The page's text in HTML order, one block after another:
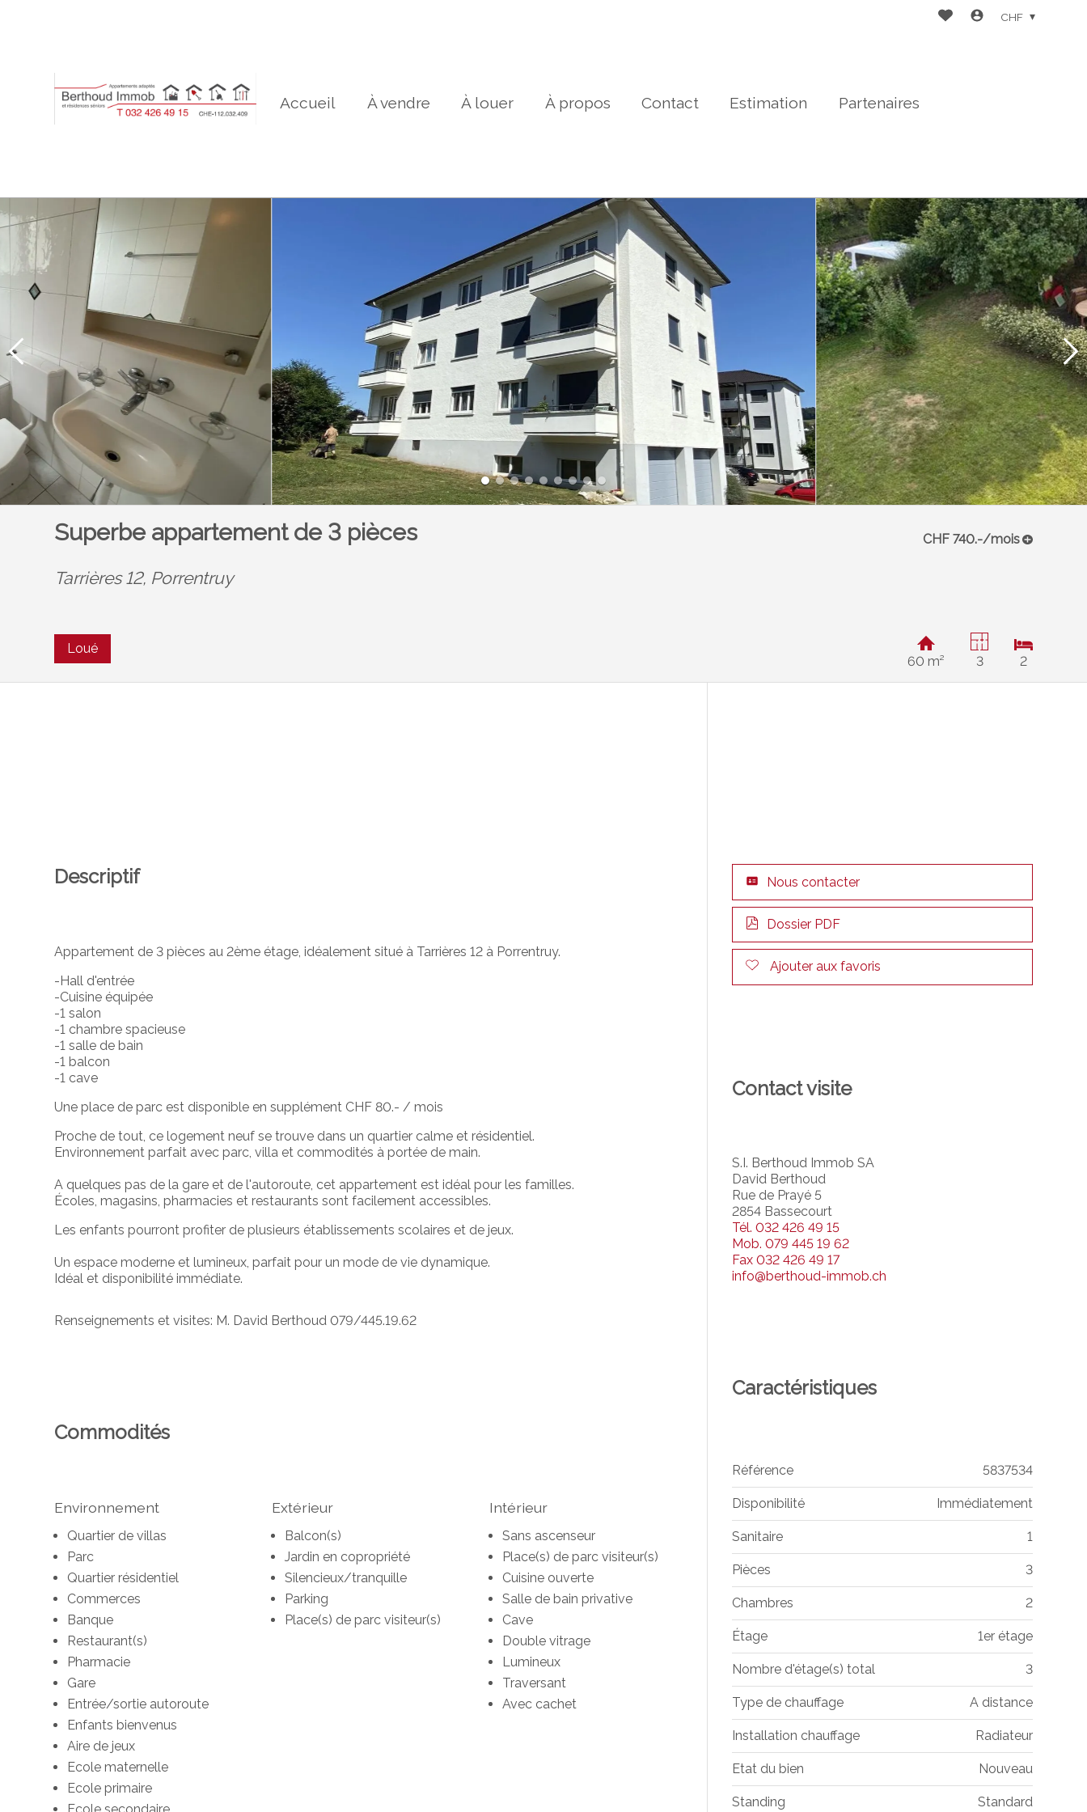
Accueil À vendre À louer À propos Contact Estimation Partenaires
CHF
Superbe appartement de 3 pièces CHF 740.-/mois
Tarrières 12, Porrentruy
Loué
60 m²
3 2
Descriptif
Appartement de 3 pièces au 2ème étage, idéalement situé à Tarrières 12 à Porrentruy.
-Hall d'entrée
-Cuisine équipée
-1 salon
-1 chambre spacieuse
-1 salle de bain
-1 balcon
-1 cave
Une place de parc est disponible en supplément CHF 80.- / mois
Proche de tout, ce logement neuf se trouve dans un quartier calme et résidentiel.
Environnement parfait avec parc, villa et commodités à portée de main.
A quelques pas de la gare et de l'autoroute, cet appartement est idéal pour les familles.
Écoles, magasins, pharmacies et restaurants sont facilement accessibles.
Les enfants pourront profiter de plusieurs établissements scolaires et de jeux.
Un espace moderne et lumineux, parfait pour un mode de vie dynamique.
Idéal et disponibilité immédiate.
Renseignements et visites: M. David Berthoud 079/445.19.62
Commodités
Environnement
Quartier de villas
Parc
Quartier résidentiel
Commerces
Banque
Restaurant(s)
Pharmacie
Gare
Entrée/sortie autoroute
Enfants bienvenus
Aire de jeux
Ecole maternelle
Ecole primaire
Extérieur
Balcon(s)
Jardin en copropriété
Silencieux/tranquille
Parking
Place(s) de parc visiteur(s)
Intérieur
Sans ascenseur
Place(s) de parc visiteur(s)
Cuisine ouverte
Salle de bain privative
Cave
Double vitrage
Lumineux
Traversant
Avec cachet
Nous contacter
Dossier PDF
Ajouter aux favoris
Contact visite
S.I. Berthoud Immob SA
David Berthoud
Rue de Prayé 5
2854 Bassecourt
Tél. 032 426 49 15
Mob. 079 445 19 62
Fax 032 426 49 17
info@berthoud-immob.ch
Caractéristiques
Référence 5837534
Disponibilité Immédiatement
Sanitaire 1
Pièces 3
Chambres 2
Étage 1er étage
Nombre d'étage(s) total 3
Type de chauffage A distance
Installation chauffage Radiateur
Etat du bien Nouveau
Standing Standard